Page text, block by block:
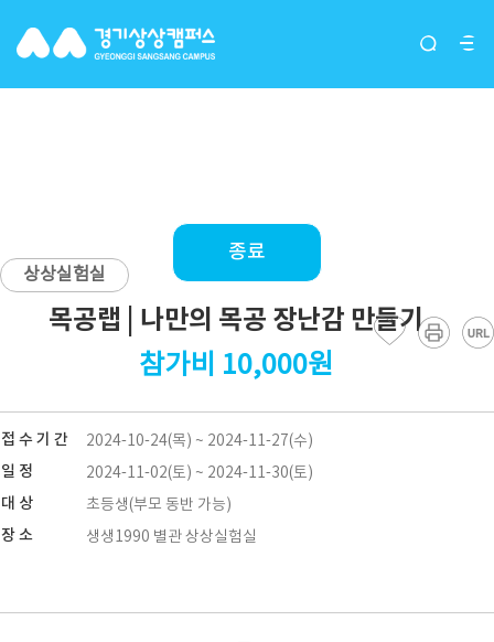
목공랩 | 나만의 목공 장난감
종료
상상실험실
목공랩 | 나만의 목공 장난감 만들기
참가비 10,000원
접 수 기 간 2024-10-24(목) ~ 2024-11-27(수)
일 정 2024-11-02(토) ~ 2024-11-30(토)
대 상 초등생(부모 동반 가능)
장 소 생생1990 별관 상상실험실